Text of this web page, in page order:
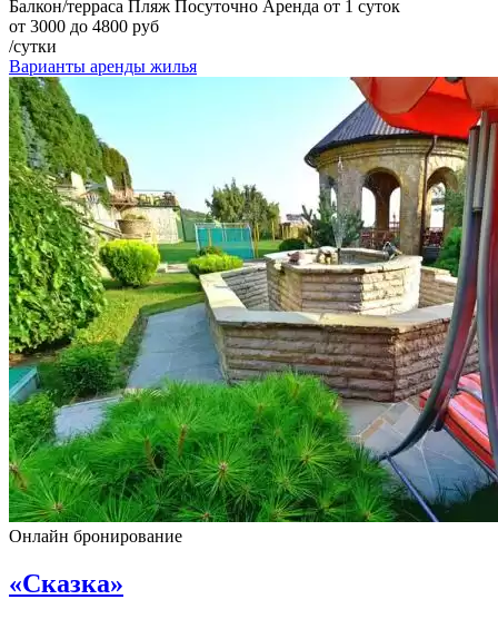
Балкон/терраса Пляж Посуточно Аренда от 1 суток
от 3000 до 4800 руб
/сутки
Варианты аренды жилья
Онлайн бронирование
«Сказка»